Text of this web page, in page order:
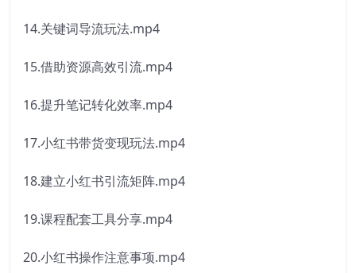
14.关键词导流玩法.mp4
15.借助资源高效引流.mp4
16.提升笔记转化效率.mp4
17.小红书带货变现玩法.mp4
18.建立小红书引流矩阵.mp4
19.课程配套工具分享.mp4
20.小红书操作注意事项.mp4